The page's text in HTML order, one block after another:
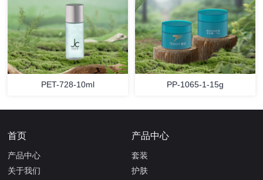
PET-728-10ml PP-1065-1-15g
首页
产品中心
关于我们
产品中心
套装
护肤